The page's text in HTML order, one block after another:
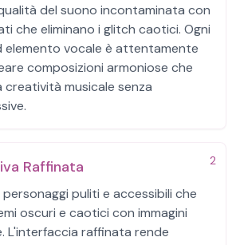
del suono incontaminata con
che eliminano i glitch caotici. Ogni
elemento vocale è attentamente
composizioni armoniose che
musicale senza
2
Raffinata
puliti e accessibili che
oscuri e caotici con immagini
L'interfaccia raffinata rende